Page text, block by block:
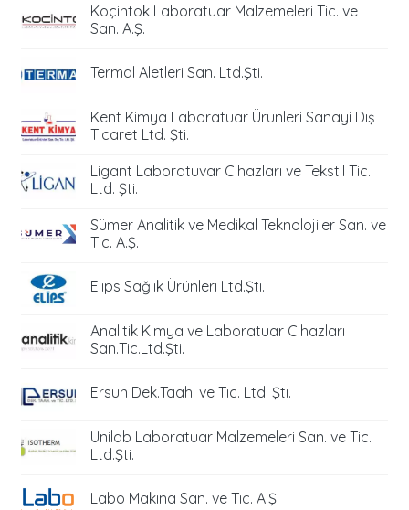
Koçintok Laboratuar Malzemeleri Tic. ve
San. A.Ş.
Termal Aletleri San. Ltd.Şti.
Kent Kimya Laboratuar Ürünleri Sanayi Dış
Ticaret Ltd. Şti.
Ligant Laboratuvar Cihazları ve Tekstil Tic.
Ltd. Şti.
Sümer Analitik ve Medikal Teknolojiler San. ve
Tic. A.Ş.
Elips Sağlık Ürünleri Ltd.Şti.
Analitik Kimya ve Laboratuar Cihazları
San.Tic.Ltd.Şti.
Ersun Dek.Taah. ve Tic. Ltd. Şti.
Unilab Laboratuar Malzemeleri San. ve Tic.
Ltd.Şti.
Labo Makina San. ve Tic. A.Ş.